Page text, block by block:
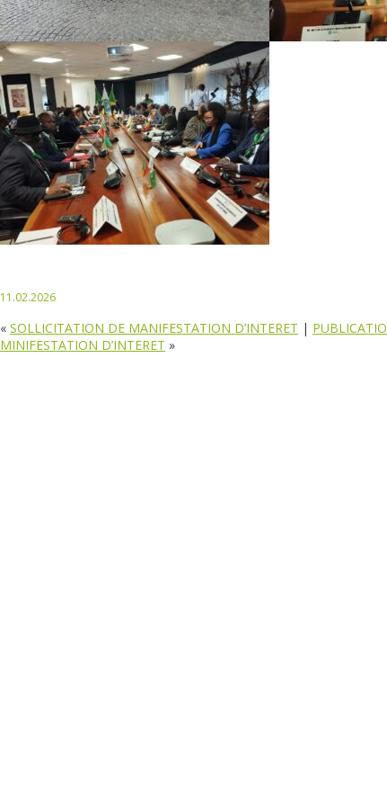
11.02.2026
« SOLLICITATION DE MANIFESTATION D’INTERET |
MINIFESTATION D’INTERET »